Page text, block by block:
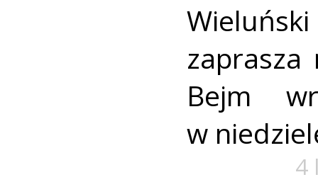
zaprasza
Bejm
w
4